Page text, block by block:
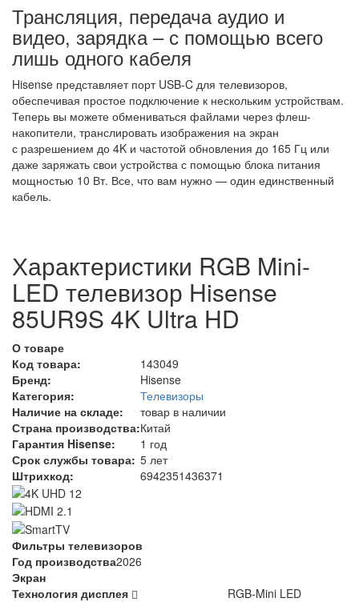
Трансляция, передача аудио и
видео, зарядка – с помощью всего
лишь одного кабеля
Hisense представляет порт USB-C для телевизоров,
обеспечивая простое подключение к нескольким устройствам.
Теперь вы можете обмениваться файлами через флеш-
накопители, транслировать изображения на экран
с разрешением до 4K и частотой обновления до 165 Гц или
даже заряжать свои устройства с помощью блока питания
мощностью 10 Вт. Все, что вам нужно — один единственный
кабель.
Характеристики RGB Mini-
LED телевизор Hisense
85UR9S 4K Ultra HD
О товаре
Код товара:
143049
Бренд:
Hisense
Категория:
Телевизоры
Наличие на складе:
товар в наличии
Страна производства:Китай
Гарантия Hisense:
1 год
Срок службы товара: 5 лет
Штрихкод:
6942351436371
Фильтры телевизоров
Год производства2026
Экран
Технология дисплея
RGB-Mini LED